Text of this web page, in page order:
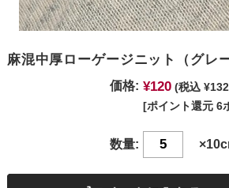
麻混中厚ローゲージニット（グレー
価格: ¥120 (税込
[ポイント還元 6
数量: